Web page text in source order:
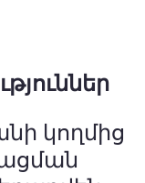
կողմից